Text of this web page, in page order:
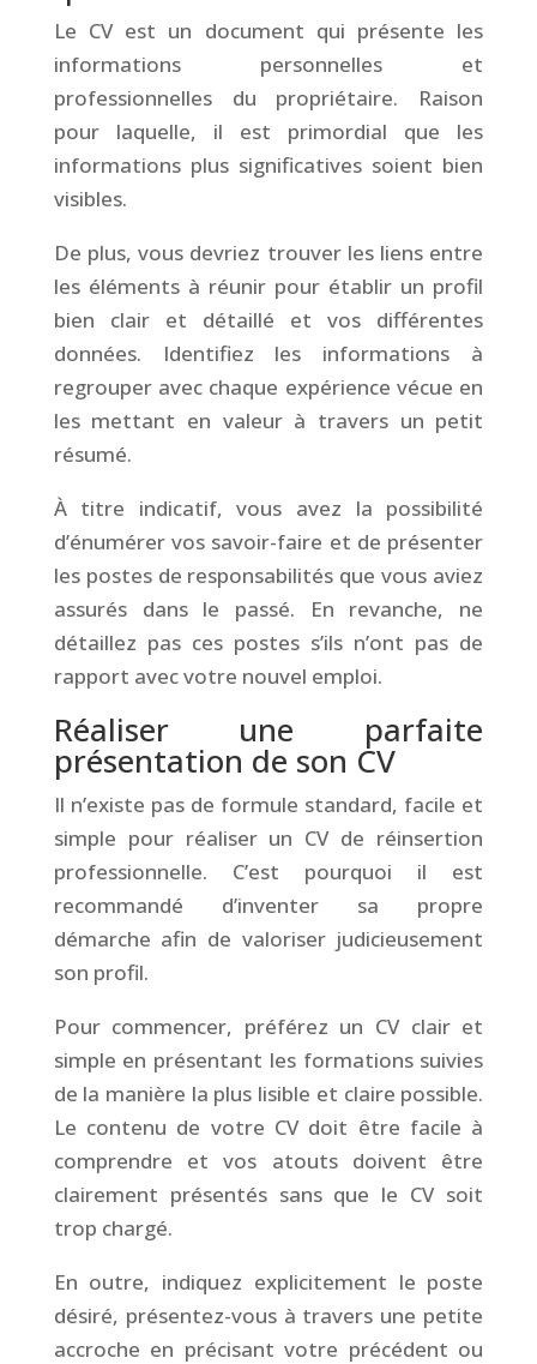
Le CV est un document qui présente les
informations personnelles et
professionnelles du propriétaire. Raison
pour laquelle, il est primordial que les
informations plus significatives soient bien
visibles.
De plus, vous devriez trouver les liens entre
les éléments à réunir pour établir un profil
bien clair et détaillé et vos différentes
données. Identifiez les informations à
regrouper avec chaque expérience vécue en
les mettant en valeur à travers un petit
résumé.
À titre indicatif, vous avez la possibilité
d’énumérer vos savoir-faire et de présenter
les postes de responsabilités que vous aviez
assurés dans le passé. En revanche, ne
détaillez pas ces postes s’ils n’ont pas de
rapport avec votre nouvel emploi.
Réaliser une parfaite
présentation de son CV
Il n’existe pas de formule standard, facile et
simple pour réaliser un CV de réinsertion
professionnelle. C’est pourquoi il est
recommandé d’inventer sa propre
démarche afin de valoriser judicieusement
son profil.
Pour commencer, préférez un CV clair et
simple en présentant les formations suivies
de la manière la plus lisible et claire possible.
Le contenu de votre CV doit être facile à
comprendre et vos atouts doivent être
clairement présentés sans que le CV soit
trop chargé.
En outre, indiquez explicitement le poste
désiré, présentez-vous à travers une petite
accroche en précisant votre précédent ou